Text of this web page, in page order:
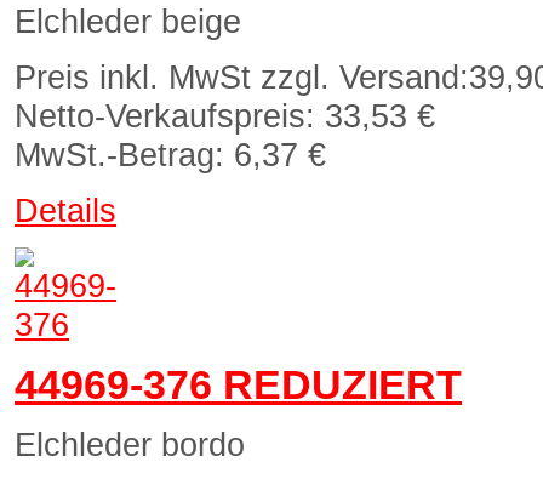
Elchleder beige
Preis inkl. MwSt zzgl. Versand:
Netto-Verkaufspreis: 33,53 €
MwSt.-Betrag: 6,37 €
Details
44969-376 REDUZIERT
Elchleder bordo